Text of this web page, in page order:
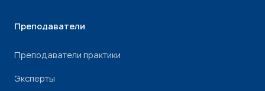
Преподаватели
Преподаватели практики
Эксперты